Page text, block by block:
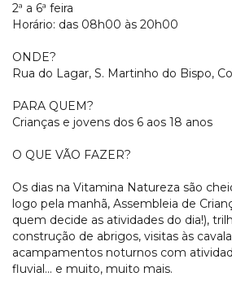
2ª a 6ª feira
Horário: das 08h00 às 20h00
ONDE?
Rua do Lagar, S. Martinho do Bispo,
PARA QUEM?
Crianças e jovens dos 6 aos 18 anos
O QUE VÃO FAZER?
Os dias na Vitamina Natureza são
logo pela manhã, Assembleia de
quem decide as atividades do dia!),
construção de abrigos, visitas às
acampamentos noturnos com
fluvial... e muito, muito mais.